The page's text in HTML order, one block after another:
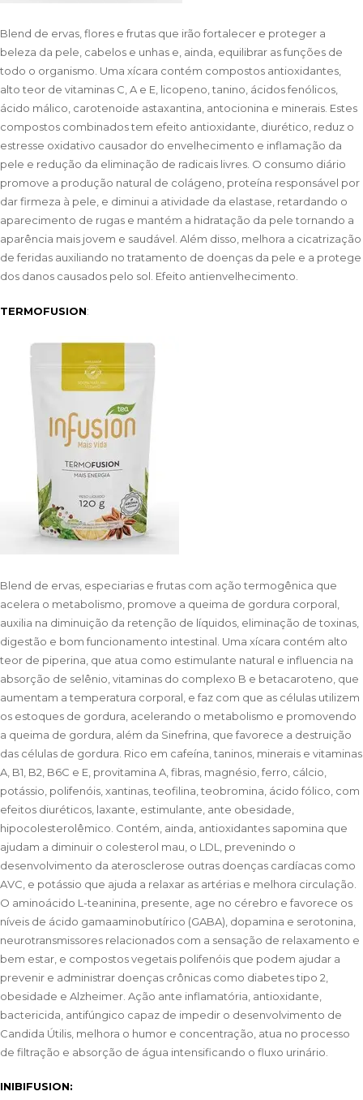
Blend de ervas, flores e frutas que irão fortalecer e proteger a
beleza da pele, cabelos e unhas e, ainda, equilibrar as funções de
todo o organismo. Uma xícara contém compostos antioxidantes,
alto teor de vitaminas C, A e E, licopeno, tanino, ácidos fenólicos,
ácido málico, carotenoide astaxantina, antocionina e minerais. Estes
compostos combinados tem efeito antioxidante, diurético, reduz o
estresse oxidativo causador do envelhecimento e inflamação da
pele e redução da eliminação de radicais livres. O consumo diário
promove a produção natural de colágeno, proteína responsável por
dar firmeza à pele, e diminui a atividade da elastase, retardando o
aparecimento de rugas e mantém a hidratação da pele tornando a
aparência mais jovem e saudável. Além disso, melhora a cicatrização
de feridas auxiliando no tratamento de doenças da pele e a protege
dos danos causados pelo sol. Efeito antienvelhecimento.
TERMOFUSION:
Blend de ervas, especiarias e frutas com ação termogênica que
acelera o metabolismo, promove a queima de gordura corporal,
auxilia na diminuição da retenção de líquidos, eliminação de toxinas,
digestão e bom funcionamento intestinal. Uma xícara contém alto
teor de piperina, que atua como estimulante natural e influencia na
absorção de selênio, vitaminas do complexo B e betacaroteno, que
aumentam a temperatura corporal, e faz com que as células utilizem
os estoques de gordura, acelerando o metabolismo e promovendo
a queima de gordura, além da Sinefrina, que favorece a destruição
das células de gordura. Rico em cafeína, taninos, minerais e vitaminas
A, B1, B2, B6C e E, provitamina A, fibras, magnésio, ferro, cálcio,
potássio, polifenóis, xantinas, teofilina, teobromina, ácido fólico, com
efeitos diuréticos, laxante, estimulante, ante obesidade,
hipocolesterolêmico. Contém, ainda, antioxidantes sapomina que
ajudam a diminuir o colesterol mau, o LDL, prevenindo o
desenvolvimento da aterosclerose outras doenças cardíacas como
AVC, e potássio que ajuda a relaxar as artérias e melhora circulação.
O aminoácido L-teaninina, presente, age no cérebro e favorece os
níveis de ácido gamaaminobutírico (GABA), dopamina e serotonina,
neurotransmissores relacionados com a sensação de relaxamento e
bem estar, e compostos vegetais polifenóis que podem ajudar a
prevenir e administrar doenças crônicas como diabetes tipo 2,
obesidade e Alzheimer. Ação ante inflamatória, antioxidante,
bactericida, antifúngico capaz de impedir o desenvolvimento de
Candida Útilis, melhora o humor e concentração, atua no processo
de filtração e absorção de água intensificando o fluxo urinário.
INIBIFUSION: